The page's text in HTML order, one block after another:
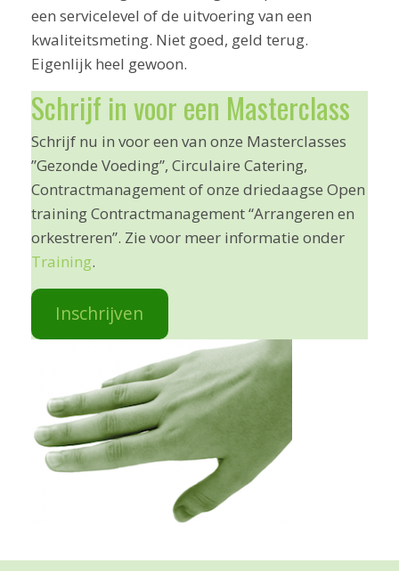
een servicelevel of de uitvoering van een
kwaliteitsmeting. Niet goed, geld terug.
Eigenlijk heel gewoon.
Schrijf in voor een Masterclass
Schrijf nu in voor een van onze Masterclasses
”Gezonde Voeding”, Circulaire Catering,
Contractmanagement of onze driedaagse Open
training Contractmanagement “Arrangeren en
orkestreren”. Zie voor meer informatie onder
Training.
Inschrijven